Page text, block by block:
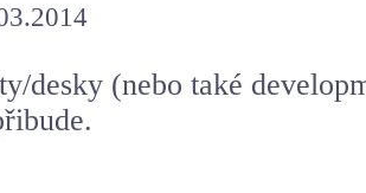
desky (nebo také